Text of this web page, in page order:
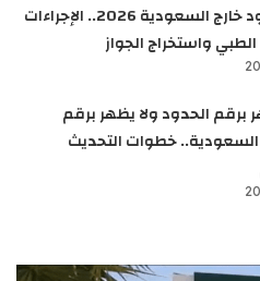
إضافة مولود خارج السعودية 2026.. الإجراءات
واستخراج الجواز
برقم الحدود ولا يظهر برقم
خطوات التحديث